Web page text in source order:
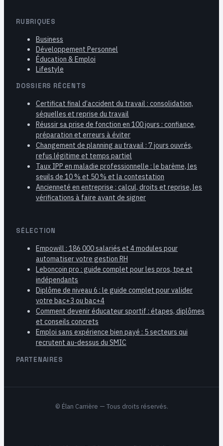
RUBRIQUES
Business
Développement Personnel
Éducation & Emploi
Lifestyle
DOSSIERS RÉCENTS
Certificat final d’accident du travail : consolidation,
séquelles et reprise du travail
Réussir sa prise de fonction en 100 jours : confiance,
préparation et erreurs à éviter
Changement de planning au travail : 7 jours ouvrés,
refus légitime et temps partiel
Taux IPP en maladie professionnelle : le barème, les
seuils de 10 % et 50 % et la contestation
Ancienneté en entreprise : calcul, droits et reprise, les
vérifications à faire avant de signer
SÉLECTION
Empowill : 186 000 salariés et 4 modules pour
automatiser votre gestion RH
Leboncoin pro : guide complet pour les pros, tpe et
indépendants
Diplôme de niveau 6 : le guide complet pour valider
votre bac+3 ou bac+4
Comment devenir éducateur sportif : étapes, diplômes
et conseils concrets
Emploi sans expérience bien payé : 5 secteurs qui
recrutent au-dessus du SMIC
PARTENAIRES
© Élan Carrière — Tous droits réservés.